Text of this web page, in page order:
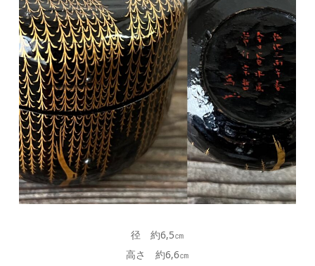
径 約6,5㎝
高さ 約6,6㎝